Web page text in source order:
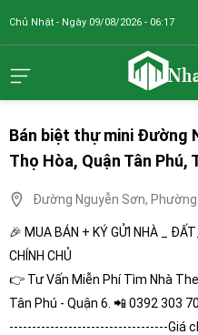
Chủ Nhật - Ngày 09/08/2026 - 06:17
Bán biệt thự mini Đường
Thọ Hòa, Quận Tân Phú,
Đường Nguyễn Sơn, Phường
Chí Minh
🎉 MUA BÁN + KÝ GỬI NHÀ _
CHÍNH CHỦ
👉 Tư Vấn Miễn Phí Tìm Nhà
Tân Phú - Quận 6. 📲 0392 303
-----------------------------------Giá